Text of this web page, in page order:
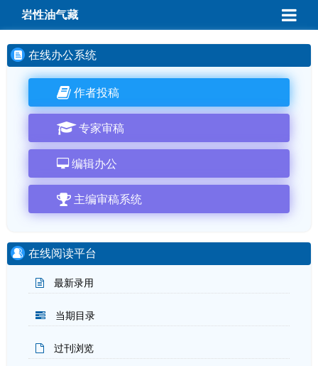
岩性油气藏
在线办公系统
作者投稿
专家审稿
编辑办公
主编审稿系统
在线阅读平台
最新录用
当期目录
过刊浏览